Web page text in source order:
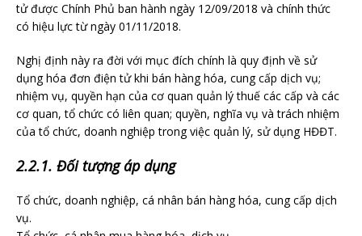
tử được Chính Phủ ban hành ngày 12/09/2018 và chính thức
có hiệu lực từ ngày 01/11/2018.
Nghị định này ra đời với mục đích chính là quy định về sử
dụng hóa đơn điện tử khi bán hàng hóa, cung cấp dịch vụ;
nhiệm vụ, quyền hạn của cơ quan quản lý thuế các cấp và các
cơ quan, tổ chức có liên quan; quyền, nghĩa vụ và trách nhiệm
của tổ chức, doanh nghiệp trong việc quản lý, sử dụng HĐĐT.
2.2.1. Đối tượng áp dụng
Tổ chức, doanh nghiệp, cá nhân bán hàng hóa, cung cấp dịch
vụ.